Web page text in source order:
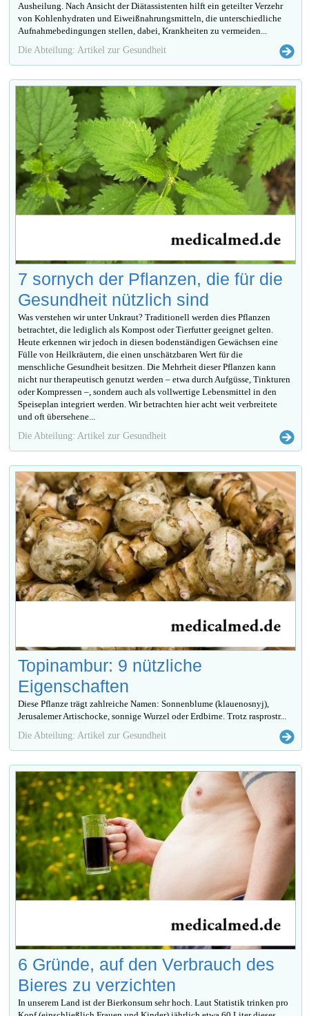
Ausheilung. Nach Ansicht der Diätassistenten hilft ein geteilter Verzehr
von Kohlenhydraten und Eiweißnahrungsmitteln, die unterschiedliche
Aufnahmebedingungen stellen, dabei, Krankheiten zu vermeiden...
Die Abteilung: Artikel zur Gesundheit
7 sornych der Pflanzen, die für die
Gesundheit nützlich sind
Was verstehen wir unter Unkraut? Traditionell werden dies Pflanzen
betrachtet, die lediglich als Kompost oder Tierfutter geeignet gelten.
Heute erkennen wir jedoch in diesen bodenständigen Gewächsen eine
Fülle von Heilkräutern, die einen unschätzbaren Wert für die
menschliche Gesundheit besitzen. Die Mehrheit dieser Pflanzen kann
nicht nur therapeutisch genutzt werden – etwa durch Aufgüsse, Tinkturen
oder Kompressen –, sondern auch als vollwertige Lebensmittel in den
Speiseplan integriert werden. Wir betrachten hier acht weit verbreitete
und oft übersehene...
Die Abteilung: Artikel zur Gesundheit
Topinambur: 9 nützliche
Eigenschaften
Diese Pflanze trägt zahlreiche Namen: Sonnenblume (klauenosnyj),
Jerusalemer Artischocke, sonnige Wurzel oder Erdbirne. Trotz rasprostr...
Die Abteilung: Artikel zur Gesundheit
6 Gründe, auf den Verbrauch des
Bieres zu verzichten
In unserem Land ist der Bierkonsum sehr hoch. Laut Statistik trinken pro